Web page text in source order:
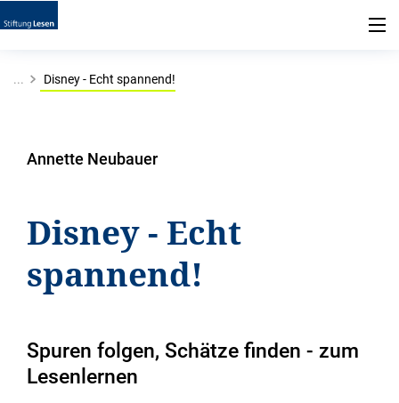
... Disney - Echt spannend!
Annette Neubauer
Disney - Echt
spannend!
Spuren folgen, Schätze finden - zum
Lesenlernen